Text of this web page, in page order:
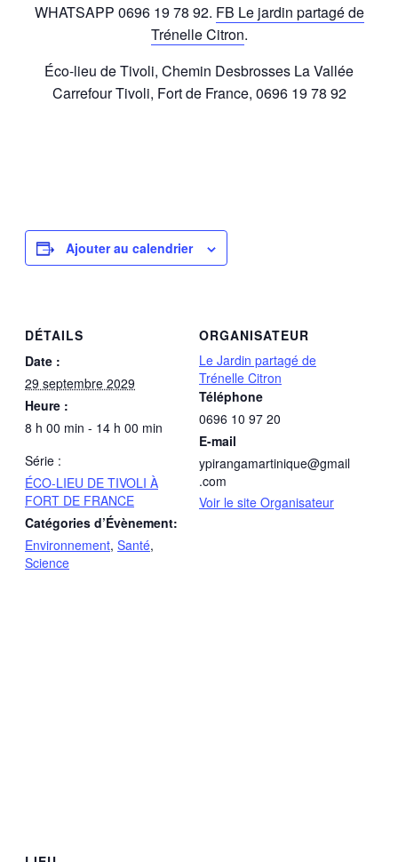
WHATSAPP 0696 19 78 92. FB Le jardin partagé de
Trénelle Citron.
Éco-lieu de Tivoli, Chemin Desbrosses La Vallée
Carrefour Tivoli, Fort de France, 0696 19 78 92
Ajouter au calendrier
DÉTAILS
Date :
29 septembre 2029
Heure :
8 h 00 min - 14 h 00 min
Série :
ÉCO-LIEU DE TIVOLI À
FORT DE FRANCE
Catégories d’Évènement:
Environnement, Santé,
Science
ORGANISATEUR
Le Jardin partagé de
Trénelle Citron
Téléphone
0696 10 97 20
E-mail
ypirangamartinique@gmail
.com
Voir le site Organisateur